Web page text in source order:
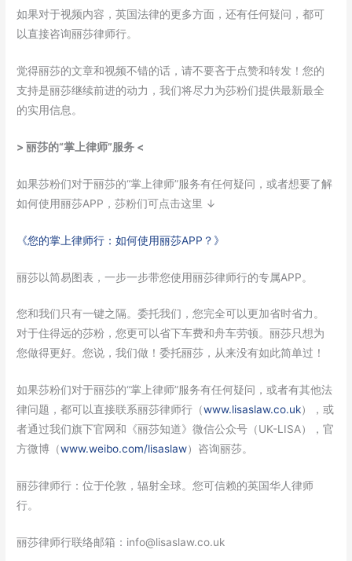
如果对于视频内容，英国法律的更多方面，还有任何疑问，都可
以直接咨询丽莎律师行。
觉得丽莎的文章和视频不错的话，请不要吝于点赞和转发！您的
支持是丽莎继续前进的动力，我们将尽力为莎粉们提供最新最全
的实用信息。
> 丽莎的“掌上律师”服务 <
如果莎粉们对于丽莎的“掌上律师”服务有任何疑问，或者想要了解
如何使用丽莎APP，莎粉们可点击这里 ↓
《您的掌上律师行：如何使用丽莎APP？》
丽莎以简易图表，一步一步带您使用丽莎律师行的专属APP。
您和我们只有一键之隔。委托我们，您完全可以更加省时省力。
对于住得远的莎粉，您更可以省下车费和舟车劳顿。丽莎只想为
您做得更好。您说，我们做！委托丽莎，从来没有如此简单过！
如果莎粉们对于丽莎的“掌上律师”服务有任何疑问，或者有其他法
律问题，都可以直接联系丽莎律师行（www.lisaslaw.co.uk），或
者通过我们旗下官网和《丽莎知道》微信公众号（UK-LISA），官
方微博（www.weibo.com/lisaslaw）咨询丽莎。
丽莎律师行：位于伦敦，辐射全球。您可信赖的英国华人律师
行。
丽莎律师行联络邮箱：info@lisaslaw.co.uk